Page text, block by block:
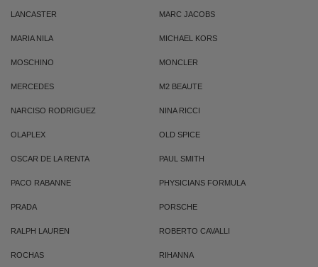
LANCASTER MARC JACOBS
MARIA NILA MICHAEL KORS
MOSCHINO MONCLER
MERCEDES M2 BEAUTE
NARCISO RODRIGUEZ NINA RICCI
OLAPLEX OLD SPICE
OSCAR DE LA RENTA PAUL SMITH
PACO RABANNE PHYSICIANS FORMULA
PRADA PORSCHE
RALPH LAUREN ROBERTO CAVALLI
ROCHAS RIHANNA